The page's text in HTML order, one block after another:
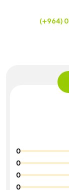
0
0
0
0
(+964)